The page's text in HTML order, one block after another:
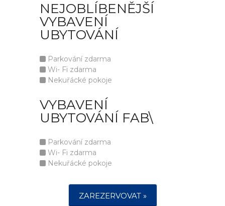
NEJOBLÍBENĚJŠÍ
VYBAVENÍ
UBYTOVÁNÍ
Parkování zdarma
Wi- Fi zdarma
Nekuřácké pokoje
VYBAVENÍ
UBYTOVÁNÍ FAB\
Parkování zdarma
Wi- Fi zdarma
Nekuřácké pokoje
ZAREZERVOVAT »